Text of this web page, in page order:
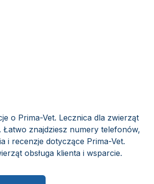
o Prima-Vet. Lecznica dla zwierząt
Łatwo znajdziesz numery telefonów,
i recenzje dotyczące Prima-Vet.
obsługa klienta i wsparcie.